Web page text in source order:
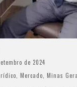
de 2024
Mercado Minas